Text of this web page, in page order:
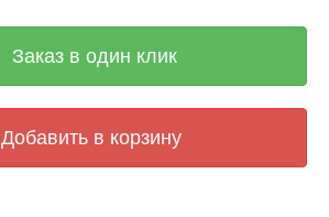
Заказ в один клик
Добавить в корзину